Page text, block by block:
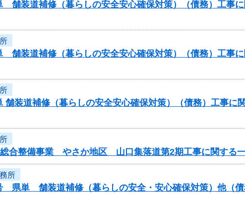
舗装道補修（暮らしの安全安心確保対策）（債務）工事
舗装道補修（暮らしの安全安心確保対策）（債務）工事
装道補修（暮らしの安全安心確保対策）（債務）工事に
総合整備事業 やさか地区 山口集落道第2期工事に関する
所
県単 舗装道補修（暮らしの安全・安心確保対策）他（